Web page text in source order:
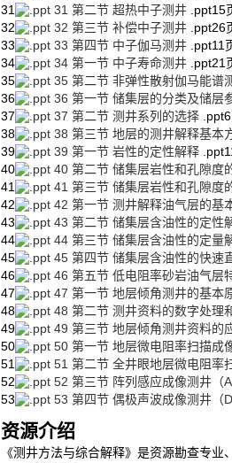
31
31 第二节 超热中子测井 .ppt15
32
32 第三节 补偿中子测井 .ppt26
33
33 第四节 中子伽马测井 .ppt11
34
34 第一节 中子寿命测井 .ppt21
35
35 第二节 非弹性散射伽马能谱
36
36 第一节 储集层的分类及储层
37
37 第二节 测井系列的选择 .ppt
38
38 第三节 地层的测井解释基本
39
39 第一节 岩性的定性解释 .ppt
40
40 第二节 储集层岩性和孔隙度
41
41 第三节 储集层岩性和孔隙度
42
42 第一节 测井解释油气层的基
43
43 第二节 储集层含油性的定性
44
44 第三节 储集层含油性的定量
45
45 第四节 储集层含油性的快速
46
46 第五节 低电阻率砂岩油气层
47
47 第一节 地层倾角测井的基本
48
48 第二节 测井资料的数字处理
49
49 第三节 地层倾角测井资料的
50
50 第一节 地层微电阻率扫描成
51
51 第二节 全井眼地层微电阻率
52
52 第三节 阵列感应成像测井（
53
53 第四节 偶极声波成像测井（
资源介绍
《测井方法与综合解释》是资源勘查专